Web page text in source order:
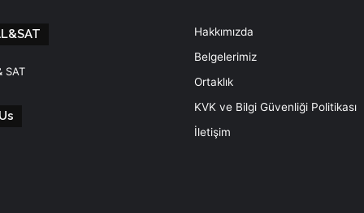
SAT
Hakkımızda
Belgelerimiz
Ortaklık
KVK ve Bilgi Güvenliği Politikası
İletişim